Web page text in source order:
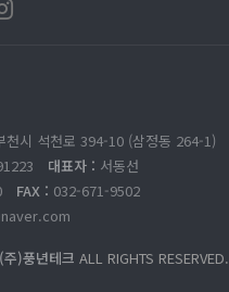
천시 석천로 394-10 (삼정동 264-1)
대표자 : 서동선
FAX : 032-671-9502
(주)풍년테크 ALL RIGHTS RESERVED.